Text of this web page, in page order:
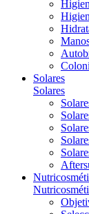
Solares
Solares